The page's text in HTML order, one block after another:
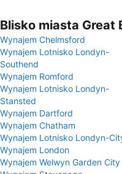
Blisko miasta Great
Wynajem Chelmsford
Wynajem Lotnisko Londyn-
Southend
Wynajem Romford
Wynajem Lotnisko Londyn-
Stansted
Wynajem Dartford
Wynajem Chatham
Wynajem Lotnisko Londyn-
Wynajem London
Wynajem Welwyn Garden City